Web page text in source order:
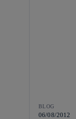
BLOG
06/08/2012